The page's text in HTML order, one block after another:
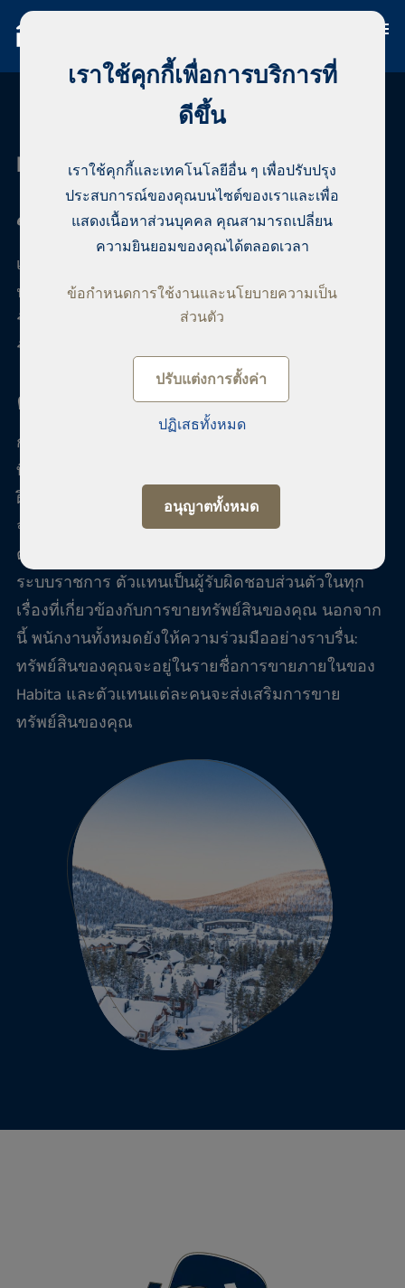
Habita Levi
ซื้ออสังหาริมทรัพย์ในเลวี
เรามีทะเบียนอสังหาริมทรัพย์ที่ครอบคลุมทั้งใน
ประเทศและทั่วโลก และเพิ่มบ้านใหม่ทุกวัน คุณจะได้
รับตัวแทนที่จะนำเสนอบ้านที่ดีที่สุดและจัดเตรียมการ
รับชม เขาจะช่วยในด้านอื่น ๆ ของการค้าที่อยู่อาศัย
ตัวแทนอสังหาริมทรัพย์ในเลวี
การขายบ้านเป็นการทำธุรกรรมที่ใหญ่ที่สุดและสำคัญ
ที่สุดในชีวิต ผู้เชี่ยวชาญที่มีประสบการณ์และผ่านการ
ฝึกอบรมของเราจะช่วยคุณในทุกด้าน อันดับแรก เรา
จะตรวจสอบให้แน่ใจว่าทรัพย์สินของคุณจะเข้าสู่
ตลาดในและต่างประเทศโดยทันที และไม่ติดอยู่กับ
ระบบราชการ ตัวแทนเป็นผู้รับผิดชอบส่วนตัวในทุก
เรื่องที่เกี่ยวข้องกับการขายทรัพย์สินของคุณ นอกจาก
นี้ พนักงานทั้งหมดยังให้ความร่วมมืออย่างราบรื่น:
ทรัพย์สินของคุณจะอยู่ในรายชื่อการขายภายในของ
Habita และตัวแทนแต่ละคนจะส่งเสริมการขาย
ทรัพย์สินของคุณ
เราใช้คุกกี้เพื่อการบริการที่
ดีขึ้น
เราใช้คุกกี้และเทคโนโลยีอื่น ๆ เพื่อปรับปรุง
ประสบการณ์ของคุณบนไซต์ของเราและเพื่อ
แสดงเนื้อหาส่วนบุคคล คุณสามารถเปลี่ยน
ความยินยอมของคุณได้ตลอดเวลา
ข้อกำหนดการใช้งานและนโยบายความเป็น
ส่วนตัว
ปรับแต่งการตั้งค่า
ปฏิเสธทั้งหมด
อนุญาตทั้งหมด